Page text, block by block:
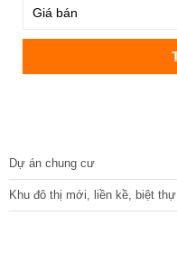
Dự án chung cư
Khu đô thị mới, liền kề, biệt thự